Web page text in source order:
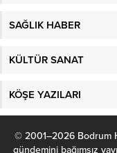
SAĞLIK HABER
KÜLTÜR SANAT
KÖŞE YAZILARI
© 2001–2026 Bodrum
gündemini bağımsız